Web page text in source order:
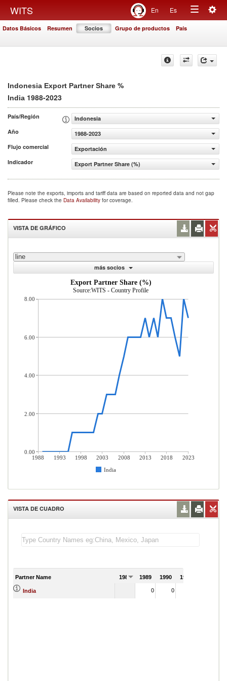
WITS En Es
Toggle
Datos Básicos Resumen Socios Grupo de productos País
Indonesia Export Partner Share %
India 1988-2023
País/Región
Indonesia
Año
1988-2023
Flujo comercial
Exportación
Indicador
Export Partner Share (%)
Please note the exports, imports and tariff data are based on reported data and not gap
filled. Please check the Data Availability for coverage.
VISTA DE GRÁFICO
line
más socios
Export Partner Share (%)
Source:WITS - Country Profile
1988 1993 1998 2003 2008 2013 2018
2023
India
8.00
6.00
4.00
2.00
0.00
VISTA DE CUADRO
Partner Name 1988 1989 1990 1991
India 0 0